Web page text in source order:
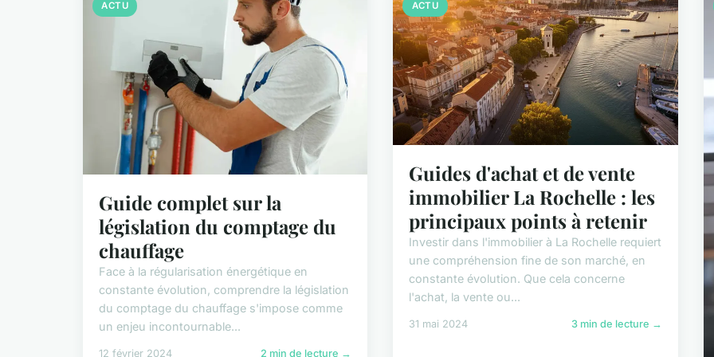
ACTU
Guide complet sur la
législation du comptage du
chauffage
Face à la régularisation énergétique en
constante évolution, comprendre la législation
du comptage du chauffage s'impose comme
un enjeu incontournable...
12 février 2024 2 min de lecture →
ACTU
Guides d'achat et de vente
immobilier La Rochelle : les
principaux points à retenir
Investir dans l'immobilier à La Rochelle requiert
une compréhension fine de son marché, en
constante évolution. Que cela concerne
l'achat, la vente ou...
31 mai 2024 3 min de lecture →